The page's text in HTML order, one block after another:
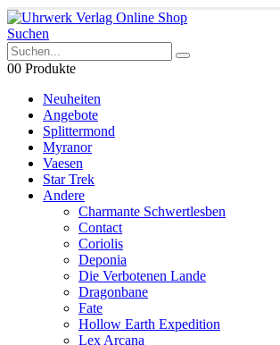
Suchen
00 Produkte
Neuheiten
Angebote
Splittermond
Myranor
Vaesen
Star Trek
Andere
Charmante Schwertlesben
Contact
Coriolis
Deponia
Die Verbotenen Lande
Dragonbane
Fate
Hollow Earth Expedition
Lex Arcana